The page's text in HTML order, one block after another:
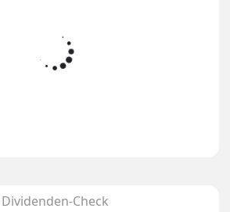
Dividenden-Check